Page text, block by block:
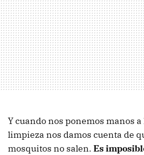
Y cuando nos ponemos manos
limpieza nos damos cuenta de
mosquitos no salen. Es